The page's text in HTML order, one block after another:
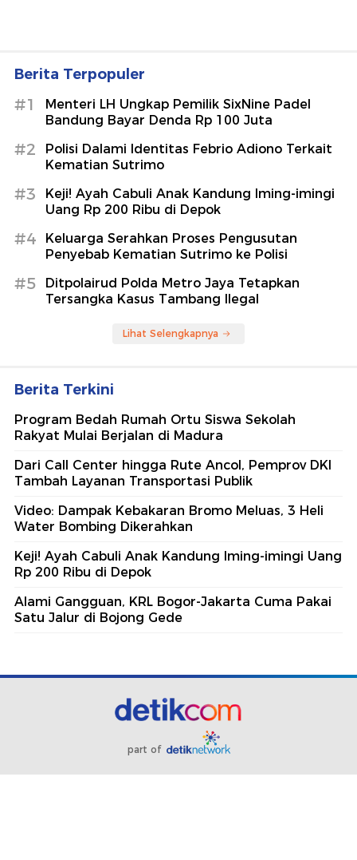
Berita Terpopuler
#1
Menteri LH Ungkap Pemilik SixNine Padel
Bandung Bayar Denda Rp 100 Juta
#2
Polisi Dalami Identitas Febrio Adiono Terkait
Kematian Sutrimo
#3
Keji! Ayah Cabuli Anak Kandung Iming-imingi
Uang Rp 200 Ribu di Depok
#4
Keluarga Serahkan Proses Pengusutan
Penyebab Kematian Sutrimo ke Polisi
#5
Ditpolairud Polda Metro Jaya Tetapkan
Tersangka Kasus Tambang Ilegal
Lihat Selengkapnya
Berita Terkini
Program Bedah Rumah Ortu Siswa Sekolah
Rakyat Mulai Berjalan di Madura
Dari Call Center hingga Rute Ancol, Pemprov DKI
Tambah Layanan Transportasi Publik
Video: Dampak Kebakaran Bromo Meluas, 3 Heli
Water Bombing Dikerahkan
Keji! Ayah Cabuli Anak Kandung Iming-imingi Uang
Rp 200 Ribu di Depok
Alami Gangguan, KRL Bogor-Jakarta Cuma Pakai
Satu Jalur di Bojong Gede
part of